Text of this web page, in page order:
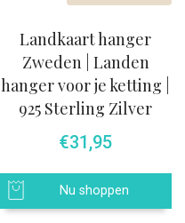
Landkaart hanger
Zweden | Landen
hanger voor je ketting |
925 Sterling Zilver
€31,95
Nu shoppen